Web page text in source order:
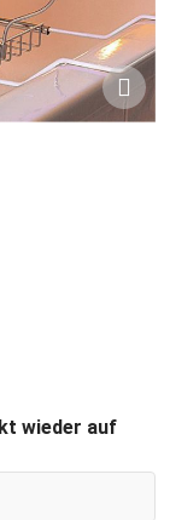
wieder auf